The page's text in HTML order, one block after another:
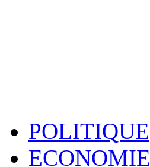
POLITIQUE
ECONOMIE